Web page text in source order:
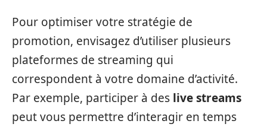
Pour optimiser votre stratégie de
promotion, envisagez d’utiliser plusieurs
plateformes de streaming qui
correspondent à votre domaine d’activité.
Par exemple, participer à des live streams
peut vous permettre d’interagir en temps